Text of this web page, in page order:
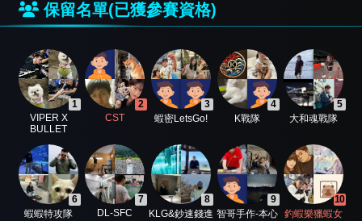
保留名單(已獲參賽資格)
1
VIPER X
BULLET
2
CST
3
蝦密LetsGo!
4
K戰隊
5
大和魂戰隊
6
蝦蝦特攻隊
7
DL-SFC
8
KLG&鈔速錢進
9
智哥手作-本心
10
釣蝦樂獵蝦女